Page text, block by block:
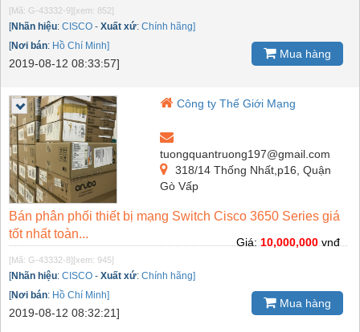
[Mã: G-43332-9] [xem: 852]
[Nhãn hiệu: CISCO - Xuất xứ: Chính hãng]
[Nơi bán: Hồ Chí Minh]
2019-08-12 08:33:57]
Mua hàng
Công ty Thế Giới Mạng
tuongquantruong197@gmail.com
318/14 Thống Nhất,p16, Quận
Gò Vấp
Bán phân phối thiết bị mạng Switch Cisco 3650 Series giá
tốt nhất toàn...
[Mã: G-43332-8] [xem: 945]
[Nhãn hiệu: CISCO - Xuất xứ: Chính hãng]
[Nơi bán: Hồ Chí Minh]
2019-08-12 08:32:21]
Giá:10,000,000vnđ
Mua hàng